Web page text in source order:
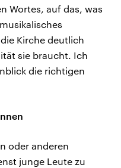
Wortes, auf das, was
Kirche deutlich
sie braucht. Ich
die richtigen
oder anderen
junge Leute zu